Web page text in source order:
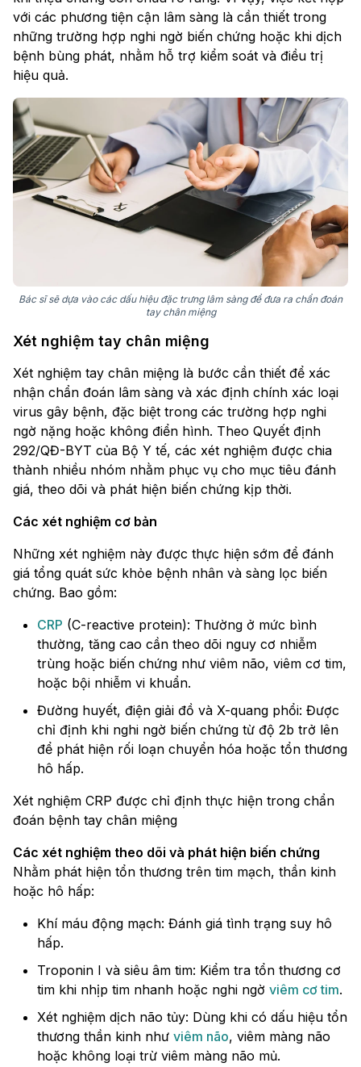
với các phương tiện cận lâm sàng là cần thiết trong
những trường hợp nghi ngờ biến chứng hoặc khi dịch
bệnh bùng phát, nhằm hỗ trợ kiểm soát và điều trị
hiệu quả.
Bác sĩ sẽ dựa vào các dấu hiệu đặc trưng lâm sàng để đưa ra chẩn đoán
tay chân miệng
Xét nghiệm tay chân miệng
Xét nghiệm tay chân miệng là bước cần thiết để xác
nhận chẩn đoán lâm sàng và xác định chính xác loại
virus gây bệnh, đặc biệt trong các trường hợp nghi
ngờ nặng hoặc không điển hình. Theo Quyết định
292/QĐ-BYT của Bộ Y tế, các xét nghiệm được chia
thành nhiều nhóm nhằm phục vụ cho mục tiêu đánh
giá, theo dõi và phát hiện biến chứng kịp thời.
Các xét nghiệm cơ bản
Những xét nghiệm này được thực hiện sớm để đánh
giá tổng quát sức khỏe bệnh nhân và sàng lọc biến
chứng. Bao gồm:
CRP (C-reactive protein): Thường ở mức bình
thường, tăng cao cần theo dõi nguy cơ nhiễm
trùng hoặc biến chứng như viêm não, viêm cơ tim,
hoặc bội nhiễm vi khuẩn.
Đường huyết, điện giải đồ và X-quang phổi: Được
chỉ định khi nghi ngờ biến chứng từ độ 2b trở lên
để phát hiện rối loạn chuyển hóa hoặc tổn thương
hô hấp.
Xét nghiệm CRP được chỉ định thực hiện trong chẩn
đoán bệnh tay chân miệng
Các xét nghiệm theo dõi và phát hiện biến chứng
Nhằm phát hiện tổn thương trên tim mạch, thần kinh
hoặc hô hấp:
Khí máu động mạch: Đánh giá tình trạng suy hô
hấp.
Troponin I và siêu âm tim: Kiểm tra tổn thương cơ
tim khi nhịp tim nhanh hoặc nghi ngờ viêm cơ tim.
Xét nghiệm dịch não tủy: Dùng khi có dấu hiệu tổn
thương thần kinh như viêm não, viêm màng não
hoặc không loại trừ viêm màng não mủ.